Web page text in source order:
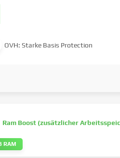
OVH: Starke Basis Protection
Ram Boost (zusätzlicher
RAM